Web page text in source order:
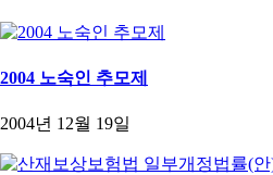
2004 노숙인 추모제
2004년 12월 19일